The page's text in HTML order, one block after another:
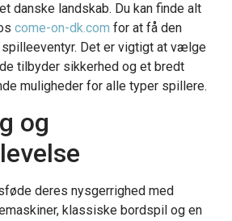
danske landskab. Du kan finde alt
come-on-dk.com for at få den
Det er vigtigt at vælge
tilbyder sikkerhed og et bredt
muligheder for alle typer spillere.
og
deres nysgerrighed med
klassiske bordspil og en